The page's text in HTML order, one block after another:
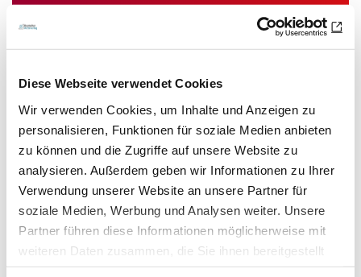
Diese Webseite verwendet Cookies
Wir verwenden Cookies, um Inhalte und Anzeigen zu
personalisieren, Funktionen für soziale Medien anbieten
zu können und die Zugriffe auf unsere Website zu
analysieren. Außerdem geben wir Informationen zu Ihrer
Verwendung unserer Website an unsere Partner für
soziale Medien, Werbung und Analysen weiter. Unsere
Partner führen diese Informationen möglicherweise mit
weiteren Daten zusammen, die Sie ihnen bereitgestellt
haben oder die sie im Rahmen Ihrer Nutzung der Dienste
Bleiben Sie auf dem Laufenden. Der MT-Dialog-
Newsletter informiert Sie jede Woche kostenfrei
Themen und die neusten Stellenangebote.
E-Mail-Adresse
Ich habe die Hinweise zumDatenschutzgelesen.*
Newsletter abonnieren
* Pflichtfeld